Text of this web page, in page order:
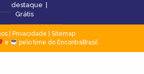
destaque |
Grátis
| Privacidade
Sitemap
e pelo time do EncontraBrasil